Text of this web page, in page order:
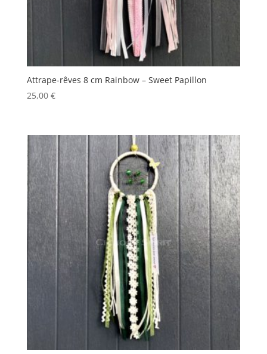
Attrape-rêves 8 cm Rainbow – Sweet Papillon
25,00 €